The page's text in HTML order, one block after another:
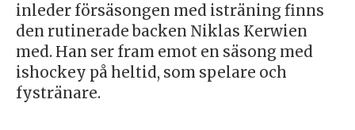
inleder försäsongen med isträning finns
den rutinerade backen Niklas Kerwien
med. Han ser fram emot en säsong med
ishockey på heltid, som spelare och
fystränare.